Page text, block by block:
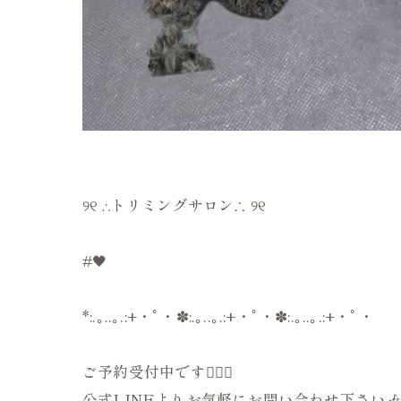
୨୧ ∴トリミングサロン∴ ୨୧
#🖤
*:.｡..｡.:+・ﾟ・✽:.｡..｡.:+・ﾟ・✽:.｡..｡.:+・ﾟ・
ご予約受付中です💁🏻‍♀️